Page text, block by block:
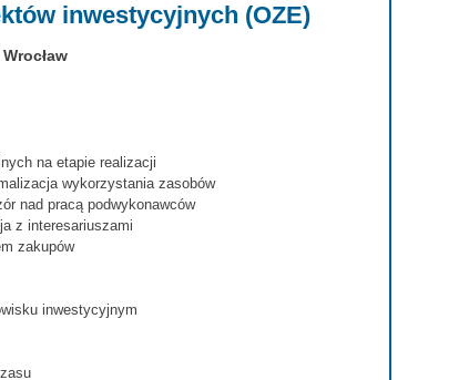
inwestycyjnych (OZE)
na etapie realizacji
wykorzystania zasobów
nad pracą podwykonawców
z interesariuszami
zakupów
inwestycyjnym